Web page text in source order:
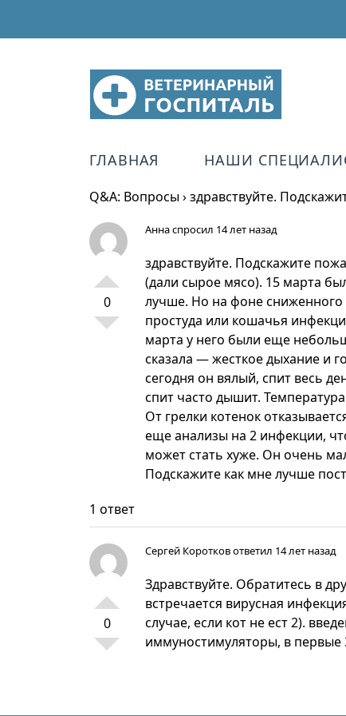
ГЛАВНАЯ НАШИ
Q&A: Вопросы›здравствуйте.
0
Аннаспросил 14 лет назад
здравствуйте. Подскажите
(дали сырое мясо). 15 марта
лучше. Но на фоне сниженного
простуда или кошачья
марта у него были еще
сказала — жесткое дыхание и
сегодня он вялый, спит весь
спит часто дышит.
От грелки котенок
еще анализы на 2 инфекции,
может стать хуже. Он очень
Подскажите как мне лучше
1 ответ
0
Сергей Коротковответил 14 лет назад
Здравствуйте. Обратитесь в
встречается вирусная
случае, если кот не ест 2).
иммуностимуляторы, в первые